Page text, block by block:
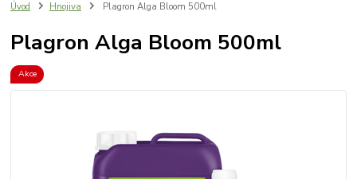
Úvod Hnojiva Plagron Alga Bloom 500ml
Plagron Alga Bloom 500ml
Akce